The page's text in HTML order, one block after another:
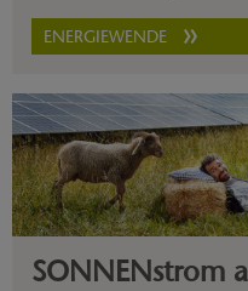
ENERGIEWENDE
SONNENstrom